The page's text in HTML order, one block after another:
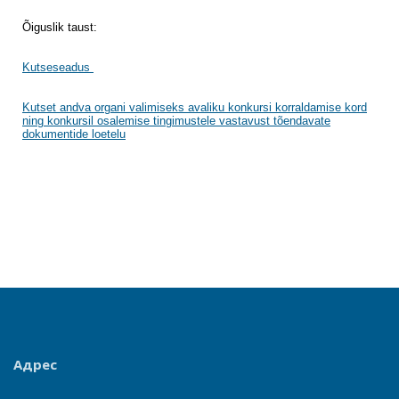
Õiguslik taust:
Kutseseadus
Kutset andva organi valimiseks avaliku konkursi korraldamise kord
ning konkursil osalemise tingimustele vastavust tõendavate
dokumentide loetelu
Адрес